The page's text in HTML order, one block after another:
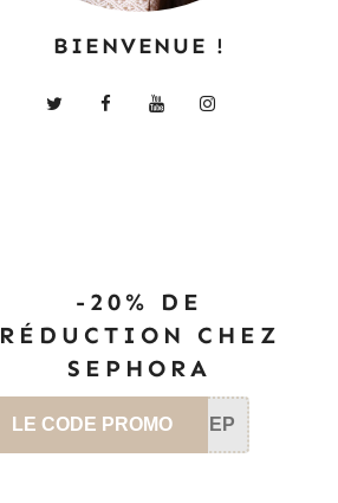
BIENVENUE !
-20% DE
RÉDUCTION CHEZ
SEPHORA
LE CODE PROMO SEP